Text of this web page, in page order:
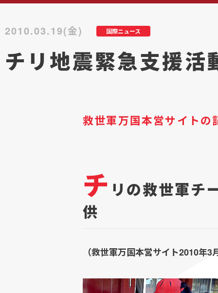
国際ニュース
2010.03.19(金)
チリ地震緊急支援活
救世軍万国本営サイトの
チ リの救世軍チ
供
（救世軍万国本営サイト2010年3